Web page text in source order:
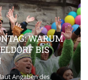
WARUM
BIS
Angaben des